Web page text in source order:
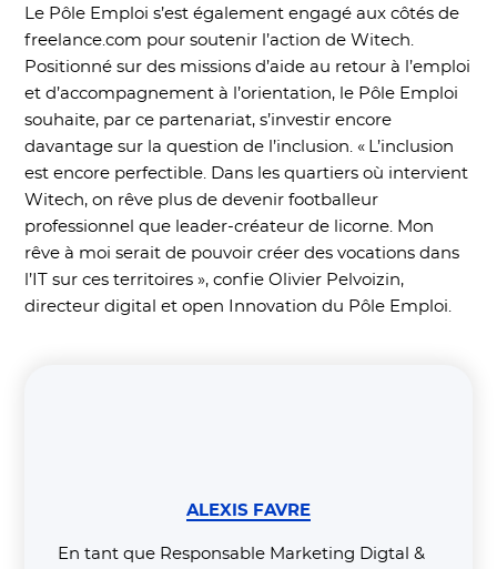
Le Pôle Emploi s’est également engagé aux côtés de
freelance.com pour soutenir l’action de Witech.
Positionné sur des missions d’aide au retour à l’emploi
et d’accompagnement à l’orientation, le Pôle Emploi
souhaite, par ce partenariat, s’investir encore
davantage sur la question de l’inclusion. « L’inclusion
est encore perfectible. Dans les quartiers où intervient
Witech, on rêve plus de devenir footballeur
professionnel que leader-créateur de licorne. Mon
rêve à moi serait de pouvoir créer des vocations dans
l’IT sur ces territoires », confie Olivier Pelvoizin,
directeur digital et open Innovation du Pôle Emploi.
ALEXIS FAVRE
En tant que Responsable Marketing Digtal &